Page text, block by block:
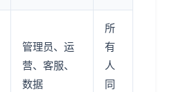
管理员、运
营、客服、
数据
所
有
人
同